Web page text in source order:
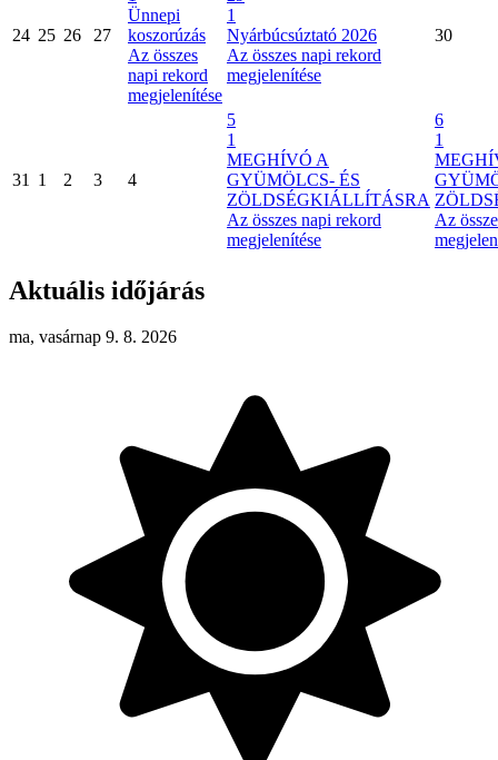
24 25 26 27
Ünnepi
koszorúzás
Az összes
napi rekord
megjelenítése
1
Nyárbúcsúztató 2026
Az összes napi rekord
megjelenítése
30
31 1 2 3 4
5
1
MEGHÍVÓ A
GYÜMÖLCS- ÉS
ZÖLDSÉGKIÁLLÍTÁSRA
Az összes napi rekord
megjelenítése
6
1
Az
Aktuális időjárás
ma, vasárnap 9. 8. 2026